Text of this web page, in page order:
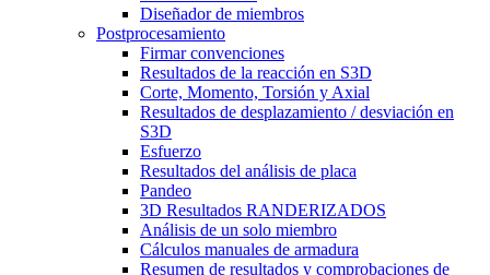
Diseñador de miembros
Postprocesamiento
Firmar convenciones
Resultados de la reacción en S3D
Corte, Momento, Torsión y Axial
Resultados de desplazamiento / desviación en
S3D
Esfuerzo
Resultados del análisis de placa
Pandeo
3D Resultados RANDERIZADOS
Análisis de un solo miembro
Cálculos manuales de armadura
Resumen de resultados y comprobaciones de